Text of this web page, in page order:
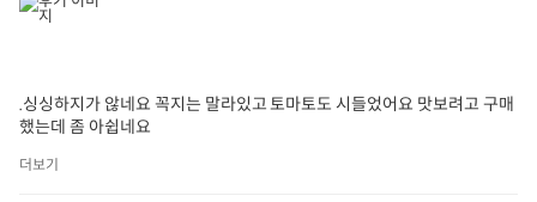
.싱싱하지가 않네요 꼭지는 말라있고 토마토도 시들었어요 맛보려고 구매
했는데 좀 아쉽네요
더보기